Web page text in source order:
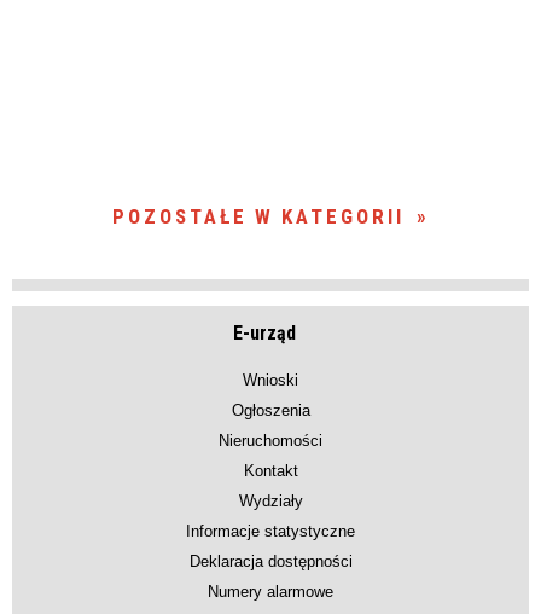
POZOSTAŁE W KATEGORII
E-urząd
Wnioski
Ogłoszenia
Nieruchomości
Kontakt
Wydziały
Informacje statystyczne
Deklaracja dostępności
Numery alarmowe